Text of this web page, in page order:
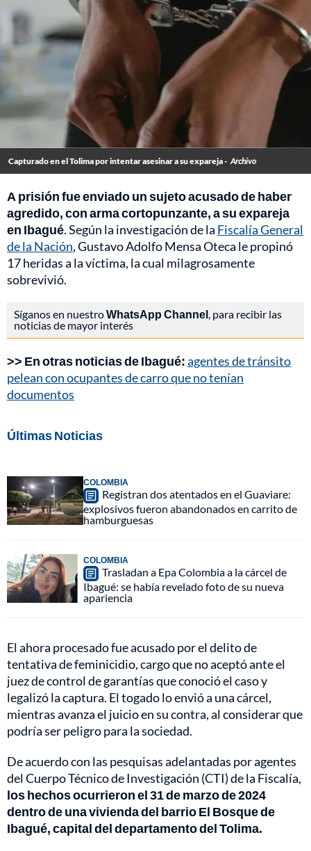
Capturado en el Tolima por intentar asesinar a su expareja - Archivo
A prisión fue enviado un sujeto acusado de haber
agredido, con arma cortopunzante, a su expareja
en Ibagué. Según la investigación de la Fiscalía General
de la Nación, Gustavo Adolfo Mensa Oteca le propinó
17 heridas a la víctima, la cual milagrosamente
sobrevivió.
Síganos en nuestroWhatsApp Channel, para recibir las
noticias de mayor interés
>> En otras noticias de Ibagué:agentes de tránsito
pelean con ocupantes de carro que no tenían
documentos
Últimas Noticias
COLOMBIA
Registran dos atentados en el Guaviare:
explosivos fueron abandonados en carrito de
hamburguesas
COLOMBIA
Trasladan a Epa Colombia a la cárcel de
Ibagué: se había revelado foto de su nueva
apariencia
El ahora procesado fue acusado por el delito de
tentativa de feminicidio, cargo que no aceptó ante el
juez de control de garantías que conoció el caso y
legalizó la captura. El togado lo envió a una cárcel,
mientras avanza el juicio en su contra, al considerar que
podría ser peligro para la sociedad.
De acuerdo con las pesquisas adelantadas por agentes
del Cuerpo Técnico de Investigación (CTI) de la Fiscalía,
los hechos ocurrieron el 31 de marzo de 2024
dentro de una vivienda del barrio El Bosque de
Ibagué, capital del departamento del Tolima.